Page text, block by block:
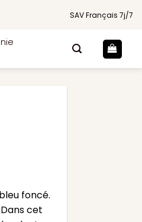
SAV Français 7j/7
foncé.
cet